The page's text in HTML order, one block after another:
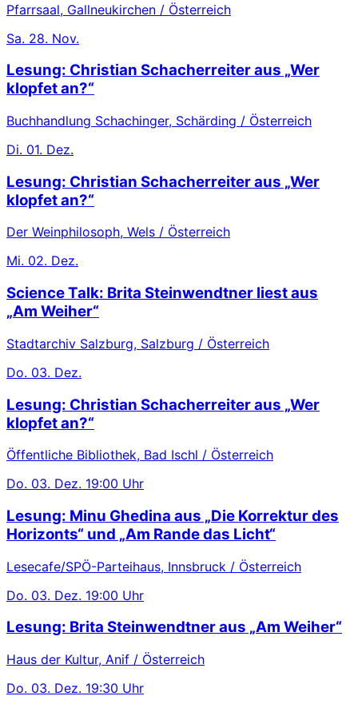
Pfarrsaal, Gallneukirchen / Österreich
Sa. 28. Nov.
Lesung: Christian Schacherreiter aus „Wer
klopfet an?“
Buchhandlung Schachinger, Schärding / Österreich
Di. 01. Dez.
Lesung: Christian Schacherreiter aus „Wer
klopfet an?“
Der Weinphilosoph, Wels / Österreich
Mi. 02. Dez.
Science Talk: Brita Steinwendtner liest aus
„Am Weiher“
Stadtarchiv Salzburg, Salzburg / Österreich
Do. 03. Dez.
Lesung: Christian Schacherreiter aus „Wer
klopfet an?“
Öffentliche Bibliothek, Bad Ischl / Österreich
Do. 03. Dez. 19:00 Uhr
Lesung: Minu Ghedina aus „Die Korrektur des
Horizonts“ und „Am Rande das Licht“
Lesecafe/SPÖ-Parteihaus, Innsbruck / Österreich
Do. 03. Dez. 19:00 Uhr
Lesung: Brita Steinwendtner aus „Am Weiher“
Haus der Kultur, Anif / Österreich
Do. 03. Dez. 19:30 Uhr